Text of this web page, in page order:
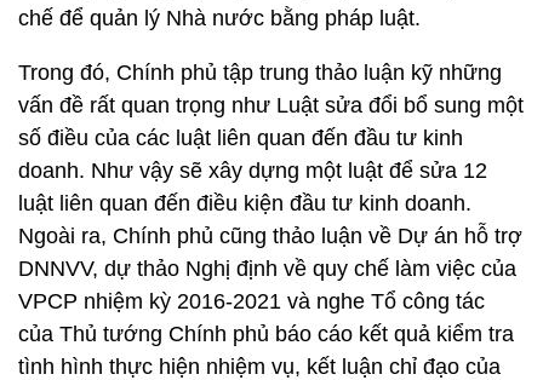
chế để quản lý Nhà nước bằng pháp luật.
Trong đó, Chính phủ tập trung thảo luận kỹ những
vấn đề rất quan trọng như Luật sửa đổi bổ sung một
số điều của các luật liên quan đến đầu tư kinh
doanh. Như vậy sẽ xây dựng một luật để sửa 12
luật liên quan đến điều kiện đầu tư kinh doanh.
Ngoài ra, Chính phủ cũng thảo luận về Dự án hỗ trợ
DNNVV, dự thảo Nghị định về quy chế làm việc của
VPCP nhiệm kỳ 2016-2021 và nghe Tổ công tác
của Thủ tướng Chính phủ báo cáo kết quả kiểm tra
tình hình thực hiện nhiệm vụ, kết luận chỉ đạo của